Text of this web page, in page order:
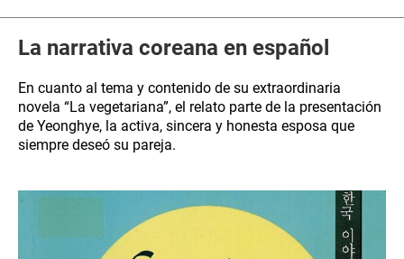
La narrativa coreana en español
En cuanto al tema y contenido de su extraordinaria
novela “La vegetariana”, el relato parte de la presentación
de Yeonghye, la activa, sincera y honesta esposa que
siempre deseó su pareja.